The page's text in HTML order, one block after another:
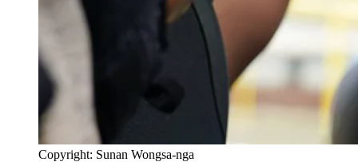
Copyright: Sunan Wongsa-nga